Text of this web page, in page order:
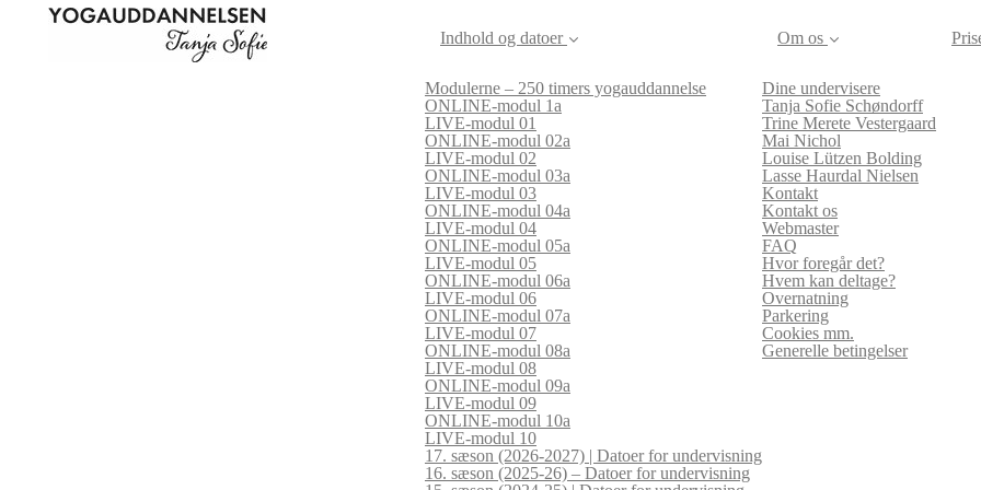
Indhold og datoer
Modulerne – 250 timers yogauddannelse
ONLINE-modul 1a
LIVE-modul 01
ONLINE-modul 02a
LIVE-modul 02
ONLINE-modul 03a
LIVE-modul 03
ONLINE-modul 04a
LIVE-modul 04
ONLINE-modul 05a
LIVE-modul 05
ONLINE-modul 06a
LIVE-modul 06
ONLINE-modul 07a
LIVE-modul 07
ONLINE-modul 08a
LIVE-modul 08
ONLINE-modul 09a
LIVE-modul 09
ONLINE-modul 10a
LIVE-modul 10
17. sæson (2026-2027) | Datoer for undervisning
16. sæson (2025-26) – Datoer for undervisning
Om os
Dine undervisere
Tanja Sofie Schøndorff
Trine Merete Vestergaard
Mai Nichol
Louise Lützen Bolding
Lasse Haurdal Nielsen
Kontakt
Kontakt os
Webmaster
FAQ
Hvor foregår det?
Hvem kan deltage?
Overnatning
Parkering
Cookies mm.
Generelle betingelser